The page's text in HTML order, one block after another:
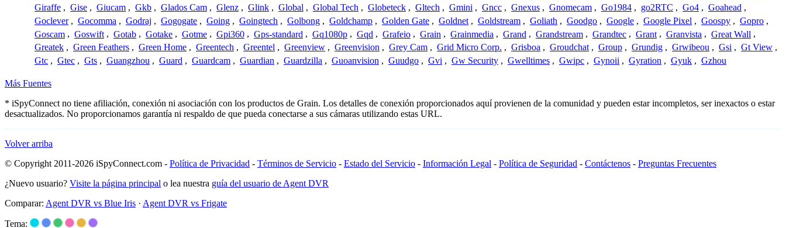
Giraffe , Gise , Giucam , Gkb , Glados Cam , Glenz , Glink , Global , Global Tech , Globeteck , Gltech , Gmini , Gncc , Gnexus , Gnomecam , Go1984 , go2RTC , Go4 , Goahead ,
Goclever , Gocomma , Godraj , Gogogate , Going , Goingtech , Golbong , Goldchamp , Golden Gate , Goldnet , Goldstream , Goliath , Goodgo , Google , Google Pixel , Goospy , Gopro ,
Goscam , Goswift , Gotab , Gotake , Gotme , Gpi360 , Gps-standard , Gq1080p , Gqd , Grafeio , Grain , Grainmedia , Grand , Grandstream , Grandtec , Grant , Granvista , Great Wall ,
Greatek , Green Feathers , Green Home , Greentech , Greentel , Greenview , Greenvision , Grey Cam , Grid Micro Corp. , Grisboa , Groudchat , Group , Grundig , Grwibeou , Gsi , Gt View ,
Gtc , Gtec , Gts , Guangzhou , Guard , Guardcam , Guardian , Guardzilla , Guoanvision , Guudgo , Gvi , Gw Security , Gwelltimes , Gwipc , Gynoii , Gyration , Gyuk , Gzhou
Más Fuentes
* iSpyConnect no tiene afiliación, conexión ni asociación con los productos de Grain. Los detalles de conexión proporcionados aquí provienen de la comunidad y pueden estar incompletos, ser inexactos o estar
desactualizados. No proporcionamos garantía ni respaldo de que pueda conectarse a sus cámaras utilizando estas URL.
Volver arriba
© Copyright 2011-2026 iSpyConnect.com - Política de Privacidad - Términos de Servicio - Estado del Servicio - Información Legal - Política de Seguridad - Contáctenos - Preguntas Frecuentes
¿Nuevo usuario? Visite la página principal o lea nuestra guía del usuario de Agent DVR
Comparar: Agent DVR vs Blue Iris · Agent DVR vs Frigate
Tema: